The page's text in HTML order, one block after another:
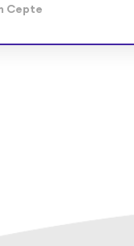
Cepte